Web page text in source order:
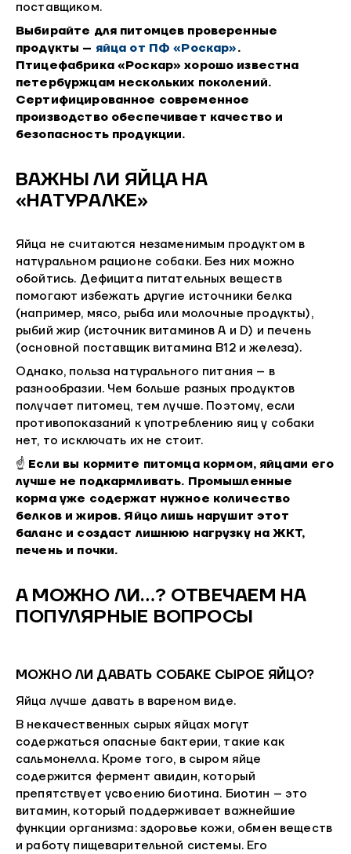
поставщиком.
Выбирайте для питомцев проверенные
продукты – яйца от ПФ «Роскар».
Птицефабрика «Роскар» хорошо известна
петербуржцам нескольких поколений.
Сертифицированное современное
производство обеспечивает качество и
безопасность продукции.
ВАЖНЫ ЛИ ЯЙЦА НА
«НАТУРАЛКЕ»
Яйца не считаются незаменимым продуктом в
натуральном рационе собаки. Без них можно
обойтись. Дефицита питательных веществ
помогают избежать другие источники белка
(например, мясо, рыба или молочные продукты),
рыбий жир (источник витаминов A и D) и печень
(основной поставщик витамина B12 и железа).
Однако, польза натурального питания – в
разнообразии. Чем больше разных продуктов
получает питомец, тем лучше. Поэтому, если
противопоказаний к употреблению яиц у собаки
нет, то исключать их не стоит.
☝ Если вы кормите питомца кормом, яйцами его
лучше не подкармливать. Промышленные
корма уже содержат нужное количество
белков и жиров. Яйцо лишь нарушит этот
баланс и создаст лишнюю нагрузку на ЖКТ,
печень и почки.
А МОЖНО ЛИ…? ОТВЕЧАЕМ НА
ПОПУЛЯРНЫЕ ВОПРОСЫ
МОЖНО ЛИ ДАВАТЬ СОБАКЕ СЫРОЕ ЯЙЦО?
Яйца лучше давать в вареном виде.
В некачественных сырых яйцах могут
содержаться опасные бактерии, такие как
сальмонелла. Кроме того, в сыром яйце
содержится фермент авидин, который
препятствует усвоению биотина. Биотин – это
витамин, который поддерживает важнейшие
функции организма: здоровье кожи, обмен веществ
и работу пищеварительной системы. Его